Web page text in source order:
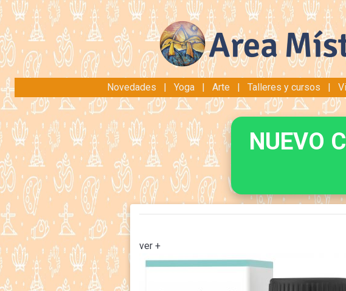
Novedades | Yoga | Arte | Talleres y cursos |
NUEVO
ver +